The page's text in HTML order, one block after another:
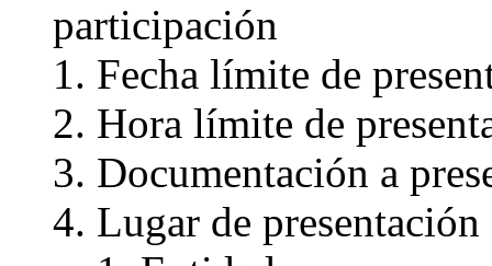
participación
Fecha límite de
Hora límite de
Documentación a
Lugar de presentación